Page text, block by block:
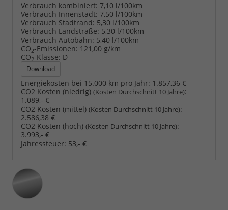
Verbrauch kombiniert: 7,10 l/100km
Verbrauch Innenstadt: 7,50 l/100km
Verbrauch Stadtrand: 5,30 l/100km
Verbrauch Landstraße: 5,30 l/100km
Verbrauch Autobahn: 5,40 l/100km
CO2-Emissionen: 121,00 g/km
CO2-Klasse: D
Download
Energiekosten bei 15.000 km pro Jahr: 1.857,36 €
CO2 Kosten (niedrig) (Kosten Durchschnitt 10 Jahre):
1.089,- €
CO2 Kosten (mittel) (Kosten Durchschnitt 10 Jahre):
2.586,38 €
CO2 Kosten (hoch) (Kosten Durchschnitt 10 Jahre):
3.993,- €
Jahressteuer: 53,- €